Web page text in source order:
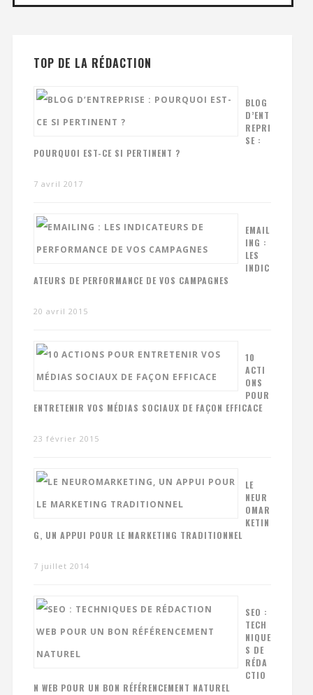
TOP DE LA RÉDACTION
BLOG
D’ENT
REPRI
SE :
POURQUOI EST-CE SI PERTINENT ?
7 avril 2017
EMAIL
ING :
LES
INDIC
ATEURS DE PERFORMANCE DE VOS CAMPAGNES
20 avril 2015
10
ACTI
ONS
POUR
ENTRETENIR VOS MÉDIAS SOCIAUX DE FAÇON EFFICACE
23 février 2015
LE
NEUR
OMAR
KETIN
G, UN APPUI POUR LE MARKETING TRADITIONNEL
7 juillet 2014
SEO :
TECH
NIQUE
S DE
RÉDA
CTIO
N WEB POUR UN BON RÉFÉRENCEMENT NATUREL